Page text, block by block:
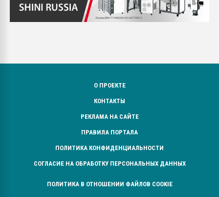
О ПРОЕКТЕ
КОНТАКТЫ
РЕКЛАМА НА САЙТЕ
ПРАВИЛА ПОРТАЛА
ПОЛИТИКА КОНФИДЕНЦИАЛЬНОСТИ
СОГЛАСИЕ НА ОБРАБОТКУ ПЕРСОНАЛЬНЫХ ДАННЫХ
ПОЛИТИКА В ОТНОШЕНИИ ФАЙЛОВ COOKIE